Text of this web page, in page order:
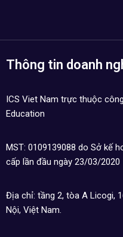
Thông tin doanh
ICS Viet Nam trực thuộc
Education
MST: 0109139088 do Sở kế
cấp lần đầu ngày 23/03/2020
Địa chỉ: tầng 2, tòa A Licogi,
Nội, Việt Nam.